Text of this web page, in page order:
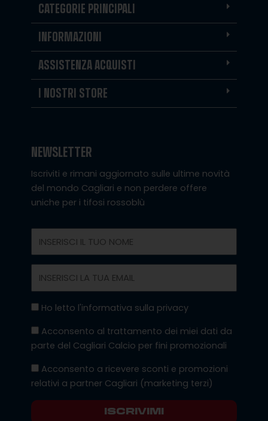
CATEGORIE PRINCIPALI
INFORMAZIONI
ASSISTENZA ACQUISTI
I NOSTRI STORE
NEWSLETTER
Iscriviti e rimani aggiornato sulle ultime novità
del mondo Cagliari e non perdere offere
uniche per i tifosi rossoblù
Privacy
Ho letto l'informativa sulla privacy
Marketing
Acconsento al trattamento dei miei dati da
parte del Cagliari Calcio per fini promozionali
Marketing
Terzi
Acconsento a ricevere sconti e promozioni
relativi a partner Cagliari (marketing terzi)
ISCRIVIMI